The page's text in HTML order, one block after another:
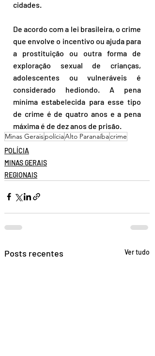
cidades.
De acordo com a lei brasileira, o crime
que envolve o incentivo ou ajuda para
a prostituição ou outra forma de
exploração sexual de crianças,
adolescentes ou vulneráveis é
considerado hediondo. A pena
mínima estabelecida para esse tipo
de crime é de quatro anos e a pena
máxima é de dez anos de prisão.
Minas GeraispolíciaAlto Paranaíbacrime
POLÍCIA
MINAS GERAIS
REGIONAIS
Posts recentes Ver tudo